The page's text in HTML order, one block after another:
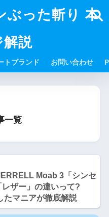
ぶった斬り 本
解説
トブランド お問い合わせ
一覧
Moab 3「シンセ
ザー」の違いって?
たマニアが徹底解説